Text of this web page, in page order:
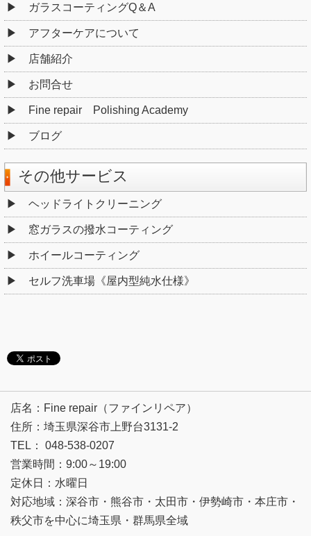
ガラスコーティングQ＆A
アフターケアについて
店舗紹介
お問合せ
Fine repair Polishing Academy
ブログ
その他サービス
ヘッドライトクリーニング
窓ガラスの撥水コーティング
ホイールコーティング
セルフ洗車場《屋内型純水仕様》
店名：Fine repair（ファインリペア）
住所：埼玉県深谷市上野台3131-2
TEL： 048-538-0207
営業時間：9:00～19:00
定休日：水曜日
対応地域：深谷市・熊谷市・太田市・伊勢崎市・本庄市・
秩父市を中心に埼玉県・群馬県全域